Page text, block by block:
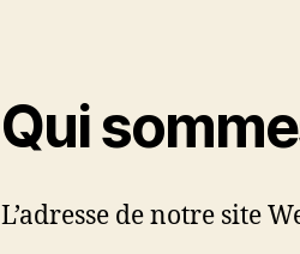
Qui
L’adresse de notre site